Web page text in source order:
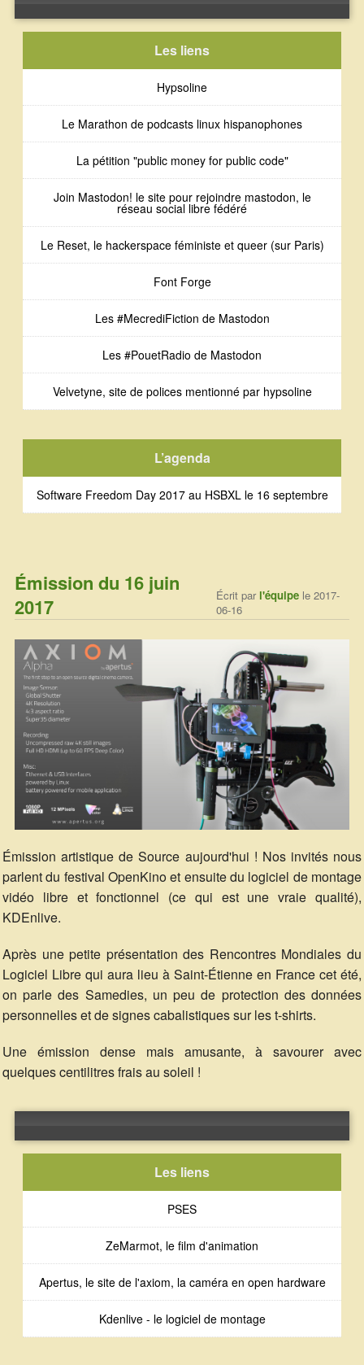
Les liens
Hypsoline
Le Marathon de podcasts linux hispanophones
La pétition "public money for public code"
Join Mastodon! le site pour rejoindre mastodon, le
réseau social libre fédéré
Le Reset, le hackerspace féministe et queer (sur Paris)
Font Forge
Les #MecrediFiction de Mastodon
Les #PouetRadio de Mastodon
Velvetyne, site de polices mentionné par hypsoline
L’agenda
Software Freedom Day 2017 au HSBXL le 16 septembre
Émission du 16 juin
2017
Écrit par l'équipe le 2017-
06-16
Émission artistique de Source aujourd'hui ! Nos invités nous
parlent du festival OpenKino et ensuite du logiciel de montage
vidéo libre et fonctionnel (ce qui est une vraie qualité),
KDEnlive.
Après une petite présentation des Rencontres Mondiales du
Logiciel Libre qui aura lieu à Saint-Étienne en France cet été,
on parle des Samedies, un peu de protection des données
personnelles et de signes cabalistiques sur les t-shirts.
Une émission dense mais amusante, à savourer avec
quelques centilitres frais au soleil !
Les liens
PSES
ZeMarmot, le film d'animation
Apertus, le site de l'axiom, la caméra en open hardware
Kdenlive - le logiciel de montage